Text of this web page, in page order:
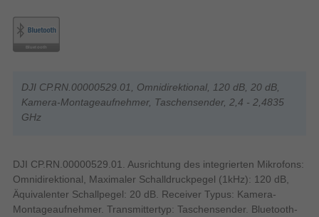
DJI CP.RN.00000529.01, Omnidirektional, 120 dB, 20 dB,
Kamera-Montageaufnehmer, Taschensender, 2,4 - 2,4835
GHz
DJI CP.RN.00000529.01. Ausrichtung des integrierten Mikrofons:
Omnidirektional, Maximaler Schalldruckpegel (1kHz): 120 dB,
Äquivalenter Schallpegel: 20 dB. Receiver Typus: Kamera-
Montageaufnehmer. Transmittertyp: Taschensender. Bluetooth-